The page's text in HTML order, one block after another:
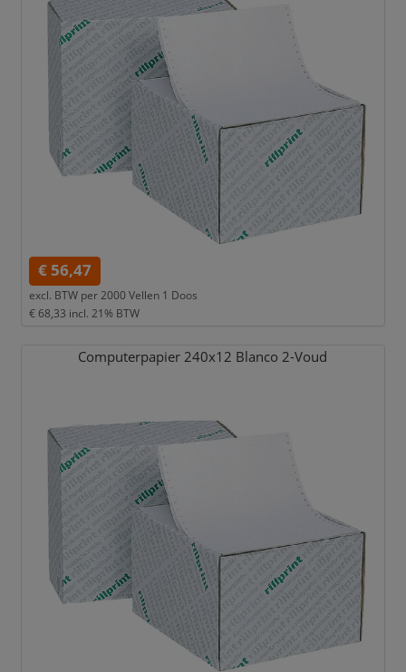
€ 56,47
excl. BTW per 2000 Vellen 1 Doos
€ 68,33 incl. 21% BTW
Computerpapier 240x12 Blanco 2-Voud